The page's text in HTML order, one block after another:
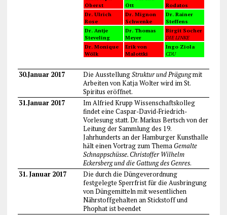
Oberst
Bündnis 90 / Die
Grünen
Ott
CDU
Rodatos
Bündnis 90 / Die
Grünen
Dr. Ulrich
Rose
Alternative Liste
Dr. Mignon
Schwenke
DIE LINKE
Dr. Rainer
Steffens
CDU
Dr. Antje
Steveling
Kompetenz für
Vorpommern
Dr. Thomas
Meyer
Bürgerliste
Greifswald
Birgit Socher
DIE LINKE
Dr. Monique
Wölk
Erik von
Malottki
Ingo Ziola
CDU
30.Januar 2017 Die AusstellungStruktur und Prägungmit
Arbeiten von Katja Wolter wird im St.
Spiritus eröffnet.
31.Januar 2017
Im Alfried Krupp Wissenschaftskolleg
findet eine Caspar-David-Friedrich-
Vorlesung statt. Dr. Markus Bertsch von der
Leitung der Sammlung des 19.
Jahrhunderts an der Hamburger Kunsthalle
hält einen Vortrag zum ThemaGemalte
Schnappschüsse. Christoffer Wilhelm
Eckersberg und die Gattung des Genres.
31. Januar 2017
Die durch die Düngeverordnung
festgelegte Sperrfrist für die Ausbringung
von Düngemitteln mit wesentlichen
Nährstoffgehalten an Stickstoff und
Phophat ist beendet